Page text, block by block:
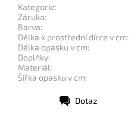
Kategorie:
Záruka:
Barva:
Délka k prostřední dírce v cm:
Délka opasku v cm:
Doplňky:
Materiál:
Šířka opasku v cm:
Dotaz